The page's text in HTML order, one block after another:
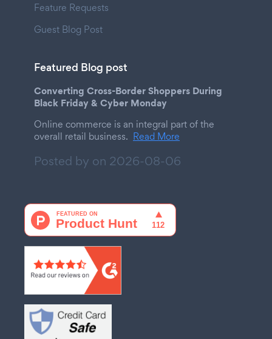
Feature Requests
Guest Blog Post
Featured Blog post
Converting Cross-Border Shoppers During
Black Friday & Cyber Monday
Online commerce is an integral part of the
overall retail business. Read More
Posted by on 2026-08-06